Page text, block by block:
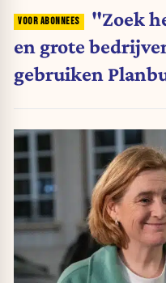
"Zoek
en grote
gebruiken